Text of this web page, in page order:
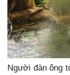
Người đàn ông